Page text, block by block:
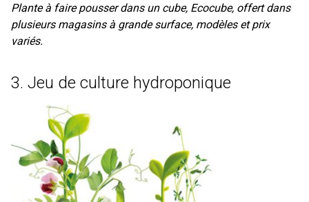
Plante à faire pousser dans un cube, Ecocube, offert dans
plusieurs magasins à grande surface, modèles et prix
variés.
3. Jeu de culture hydroponique